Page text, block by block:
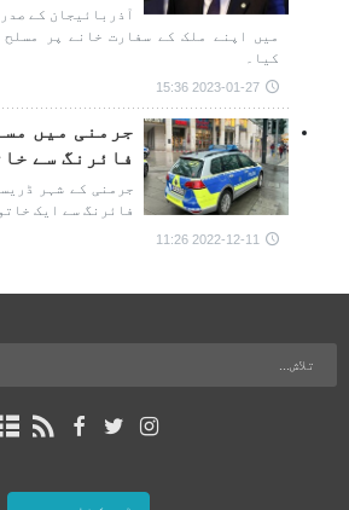
آذربائیجان کے
میں اپنے ملک کے سفارت خانے پر
کیا۔
2023-01-27 15:36
جرمنی میں
فائرنگ سے
جرمنی کے شہر
فائرنگ سے ایک
2022-12-11 11:26